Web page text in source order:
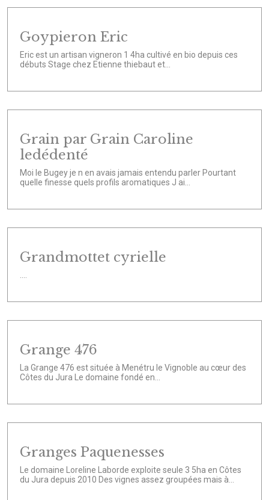
Goypieron Eric
Eric est un artisan vigneron 1 4ha cultivé en bio depuis ces
débuts Stage chez Etienne thiebaut et...
Grain par Grain Caroline
ledédenté
Moi le Bugey je n en avais jamais entendu parler Pourtant
quelle finesse quels profils aromatiques J ai...
Grandmottet cyrielle
Grange 476
La Grange 476 est située à Menétru le Vignoble au cœur des
Côtes du Jura Le domaine fondé en...
Granges Paquenesses
Le domaine Loreline Laborde exploite seule 3 5ha en Côtes
du Jura depuis 2010 Des vignes assez groupées mais à...